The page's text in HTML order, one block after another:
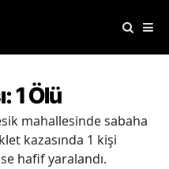
1 Ölü
mahallesinde sabaha
kazasında 1 kişi
hafif yaralandı.